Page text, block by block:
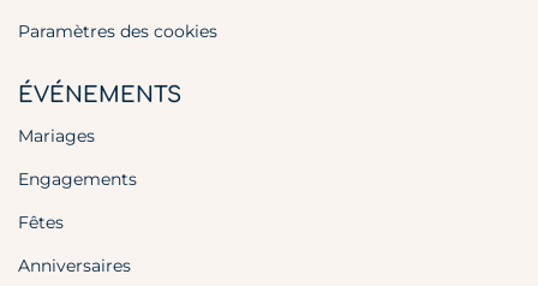
Paramètres des cookies
ÉVÉNEMENTS
Mariages
Engagements
Fêtes
Anniversaires